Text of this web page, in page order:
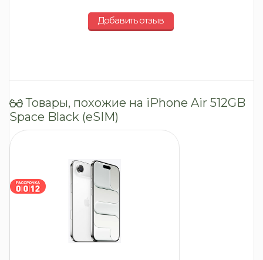
Добавить отзыв
Товары, похожие на iPhone Air 512GB
Space Black (eSIM)